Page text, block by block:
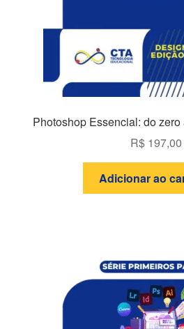
Photoshop Essencial: do
R$ 197,00
Adicionar ao